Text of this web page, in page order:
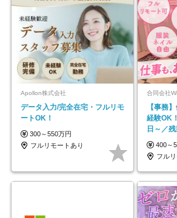
Apollon株式会社
データ入力/完全在宅・フルリモ
ートOK！
300～550万円
フルリモートあり
合同会社
【事務
経験OK
日～／
モートOK
400～
フル